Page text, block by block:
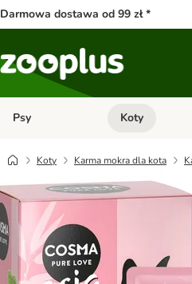
Darmowa dostawa od 99 zł *
Psy Otwórz menu
Koty
Koty Karma mokra dla kota